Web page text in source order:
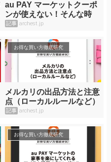
au PAY マーケットクーポ
ンが使えない！そんな時
は…
記事 archest.jp
お得な買い方徹底研究
メルカリの出品方法と注意
点（ローカルルールなど）
記事 archest.jp
お得な買い方徹底研究